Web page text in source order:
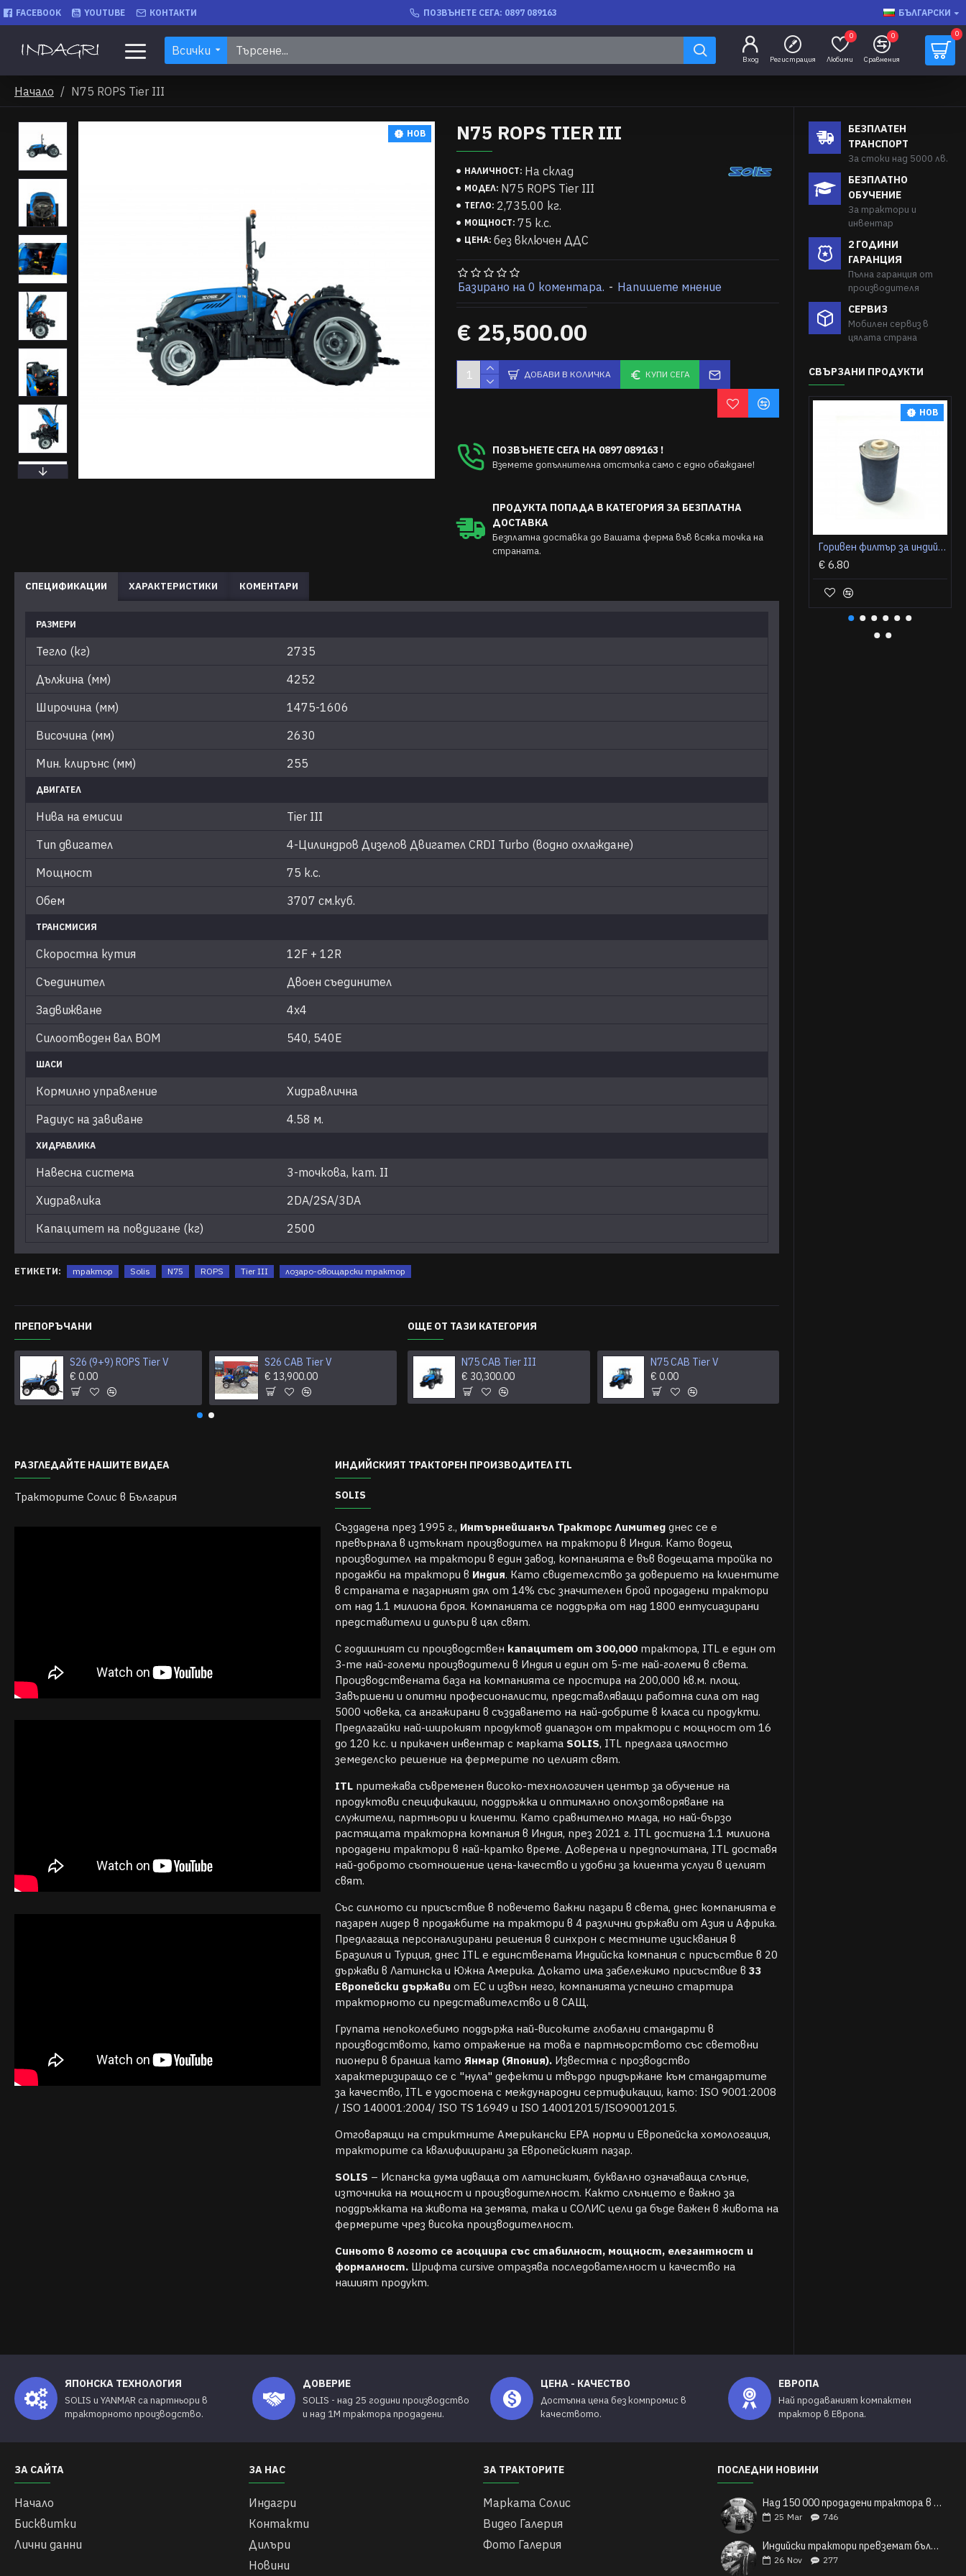
FACEBOOK YOUTUBE КОНТАКТИ ПОЗВЪНЕТЕ СЕГА: 0897 089163 БЪЛГАРСКИ
Всички
Вход Регистрация Любими
0
Сравнения
0 0
Начало N75 ROPS Tier III
НОВ N75 ROPS TIER III
НАЛИЧНОСТ: На склад
МОДЕЛ: N75 ROPS Tier III
ТЕГЛО: 2,735.00 кг.
МОЩНОСТ: 75 к.с.
ЦЕНА: без включен ДДС
Базирано на 0 коментара. - Напишете мнение
€ 25,500.00
ДОБАВИ В КОЛИЧКА КУПИ СЕГА
ПОЗВЪНЕТЕ СЕГА НА 0897 089163 !
Вземете допълнителна отстъпка само с едно обаждане!
ПРОДУКТА ПОПАДА В КАТЕГОРИЯ ЗА БЕЗПЛАТНА
ДОСТАВКА
Безплатна доставка до Вашата ферма във всяка точка на
страната.
СПЕЦИФИКАЦИИ ХАРАКТЕРИСТИКИ КОМЕНТАРИ
РАЗМЕРИ
Тегло (кг)
2735
Дължина (мм)
4252
Широчина (мм)
1475-1606
Височина (мм)
2630
Мин. клирънс (мм)
255
ДВИГАТЕЛ
Нива на емисии
Tier III
Тип двигател
4-Цилиндров Дизелов Двигател CRDI Turbo (водно охлаждане)
Мощност
75 к.с.
Обем
3707 см.куб.
ТРАНСМИСИЯ
Скоростна кутия
12F + 12R
Съединител
Двоен съединител
Задвижване
4х4
Силоотводен вал ВОМ
540, 540E
ШАСИ
Кормилно управление
Хидравлична
Радиус на завиване
4.58 м.
ХИДРАВЛИКА
Навесна система
3-точкова, кат. II
Хидравлика
2DA/2SA/3DA
Капацитет на повдигане (кг)
2500
ЕТИКЕТИ: трактор Solis N75 ROPS Tier III лозаро-овощарски трактор
ПРЕПОРЪЧАНИ
S26 (9+9) ROPS Tier V
€ 0.00
S26 CAB Tier V
€ 13,900.00
S26 ROPS Tier V
€ 0.00
ОЩЕ ОТ ТАЗИ КАТЕГОРИЯ
N75 CAB Tier III
€ 30,300.00
N75 CAB Tier V
€ 0.00
РАЗГЛЕДАЙТЕ НАШИТЕ ВИДЕА
Тракторите Солис в България
ИНДИЙСКИЯТ ТРАКТОРЕН ПРОИЗВОДИТЕЛ ITL
SOLIS
Създадена през 1995 г., Интърнейшанъл Тракторс Лимитедднес се е
превърнала в изтъкнат производител на трактори в Индия. Като водещ
производител на трактори в един завод, компанията е във водещата тройка по
продажби на трактори в Индия. Като свидетелство за доверието на клиентите
в страната е пазарният дял от 14% със значителен брой продадени трактори
от над 1.1 милиона броя. Компанията се поддържа от над 1800 ентусиазирани
представители и дилъри в цял свят.
С годишният си производствен капацитет от 300,000трактора, ITL е един от
3-те най-големи производители в Индия и един от 5-те най-големи в света.
Производствената база на компанията се простира на 200,000 кв.м. площ.
Завършени и опитни професионалисти, представляващи работна сила от над
5000 човека, са ангажирани в създаването на най-добрите в класа си продукти.
Предлагайки най-широкият продуктов диапазон от трактори с мощност от 16
до 120 к.с. и прикачен инвентар с марката SOLIS, ITL предлага цялостно
земеделско решение на фермерите по целият свят.
ITLпритежава съвременен високо-технологичен център за обучение на
продуктови спецификации, поддръжка и оптимално оползотворяване на
служители, партньори и клиенти. Като сравнително млада, но най-бързо
растящата тракторна компания в Индия, през 2021 г. ITL достигна 1.1 милиона
продадени трактори в най-кратко време. Доверена и предпочитана, ITL доставя
най-доброто съотношение цена-качество и удобни за клиента услуги в целият
свят.
Със силното си присъствие в повечето важни пазари в света, днес компанията е
пазарен лидер в продажбите на трактори в 4 различни държави от Азия и Африка.
Предлагаща персонализирани решения в синхрон с местните изисквания в
Бразилия и Турция, днес ITL е единствената Индийска компания с присъствие в 20
държави в Латинска и Южна Америка. Докато има забележимо присъствие в 33
Европейски държави от ЕС и извън него, компанията успешно стартира
тракторното си представителство и в САЩ.
Групата непоколебимо поддържа най-високите глобални стандарти в
производството, като отражение на това е партньорството със световни
пионери в бранша като Янмар (Япония).Известна с прозводство
характеризиращо се с "нула" дефекти и твърдо придържане към стандартите
за качество, ITL е удостоена с международни сертификации, като: ISO 9001:2008
/ ISO 140001:2004/ ISO TS 16949 и ISO 140012015/ISO90012015.
Отговарящи на стриктните Американски EPA норми и Европейска хомологация,
тракторите са квалифицирани за Европейският пазар.
SOLIS – Испанска дума идваща от латинският, буквално означаваща слънце,
източника на мощност и производителност. Както слънцето е важно за
поддръжката на живота на земята, така и СОЛИС цели да бъде важен в живота на
фермерите чрез висока производителност.
Синьото в логото се асоциира със стабилност, мощност, елегантност и
формалност.Шрифта cursive отразява последователност и качество на
нашият продукт.
БЕЗПЛАТЕН
ТРАНСПОРТ
За стоки над 5000 лв.
БЕЗПЛАТНО
ОБУЧЕНИЕ
За трактори и
инвентар
2 ГОДИНИ
ГАРАНЦИЯ
Пълна гаранция от
производителя
СЕРВИЗ
Мобилен сервиз в
цялата страна
СВЪРЗАНИ ПРОДУКТИ
НОВ
Горивен филтър за индийски трактор Solis S50
€ 6.80
ЯПОНСКА ТЕХНОЛОГИЯ
SOLIS и YANMAR са партньори в
тракторното производство.
ДОВЕРИЕ
SOLIS - над 25 години производство
и над 1М трактора продадени.
ЦЕНА - КАЧЕСТВО
Достъпна цена без компромис в
качеството.
ЕВРОПА
Най продаваният компактен
трактор в Европа.
ЗА САЙТА
Начало
Бисквитки
Лични данни
ЗА НАС
Индагри
Контакти
Дилъри
Новини
ЗА ТРАКТОРИТЕ
Марката Солис
Видео Галерия
Фото Галерия
ПОСЛЕДНИ НОВИНИ
Над 150 000 продадени трактора в Европа: Индийските трактори Solis и техния легендарен успех
25 Mar 746
Индийски трактори превземат българските полета
26 Nov 277